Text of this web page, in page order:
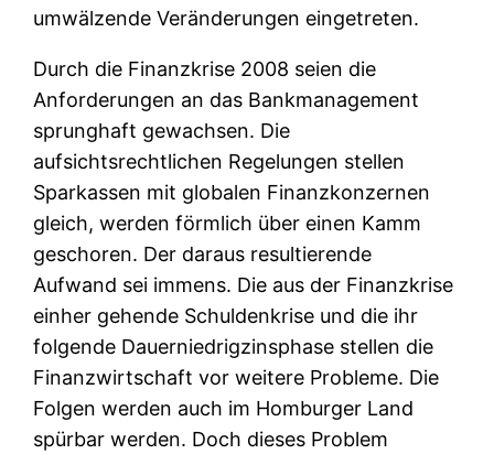
umwälzende Veränderungen eingetreten.
Durch die Finanzkrise 2008 seien die
Anforderungen an das Bankmanagement
sprunghaft gewachsen. Die
aufsichtsrechtlichen Regelungen stellen
Sparkassen mit globalen Finanzkonzernen
gleich, werden förmlich über einen Kamm
geschoren. Der daraus resultierende
Aufwand sei immens. Die aus der Finanzkrise
einher gehende Schuldenkrise und die ihr
folgende Dauerniedrigzinsphase stellen die
Finanzwirtschaft vor weitere Probleme. Die
Folgen werden auch im Homburger Land
spürbar werden. Doch dieses Problem